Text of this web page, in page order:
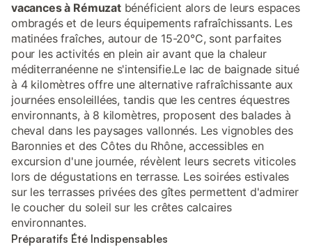
vacances à Rémuzatbénéficient alors de leurs espaces
ombragés et de leurs équipements rafraîchissants. Les
matinées fraîches, autour de 15-20°C, sont parfaites
pour les activités en plein air avant que la chaleur
méditerranéenne ne s'intensifie.Le lac de baignade situé
à 4 kilomètres offre une alternative rafraîchissante aux
journées ensoleillées, tandis que les centres équestres
environnants, à 8 kilomètres, proposent des balades à
cheval dans les paysages vallonnés. Les vignobles des
Baronnies et des Côtes du Rhône, accessibles en
excursion d'une journée, révèlent leurs secrets viticoles
lors de dégustations en terrasse. Les soirées estivales
sur les terrasses privées des gîtes permettent d'admirer
le coucher du soleil sur les crêtes calcaires
environnantes.
Préparatifs Été Indispensables